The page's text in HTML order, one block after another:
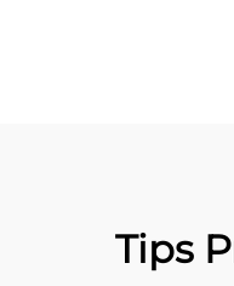
Tips